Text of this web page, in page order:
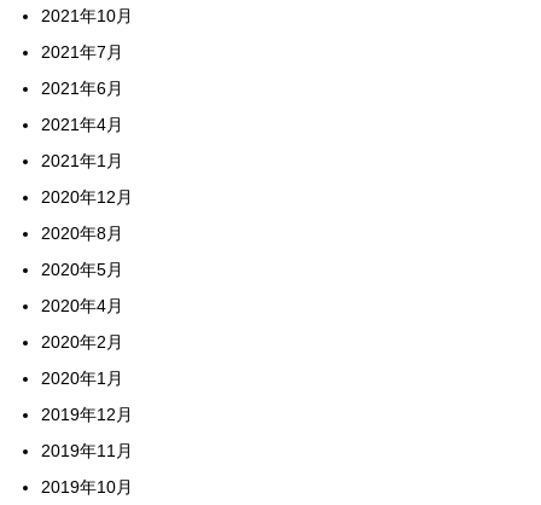
2021年10月
2021年7月
2021年6月
2021年4月
2021年1月
2020年12月
2020年8月
2020年5月
2020年4月
2020年2月
2020年1月
2019年12月
2019年11月
2019年10月